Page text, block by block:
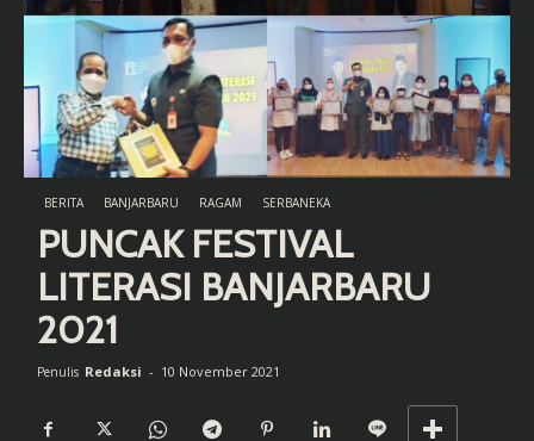
BERITA BANJARBARU RAGAM SERBANEKA
PUNCAK FESTIVAL
LITERASI BANJARBARU
2021
Penulis Redaksi - 10 November 2021